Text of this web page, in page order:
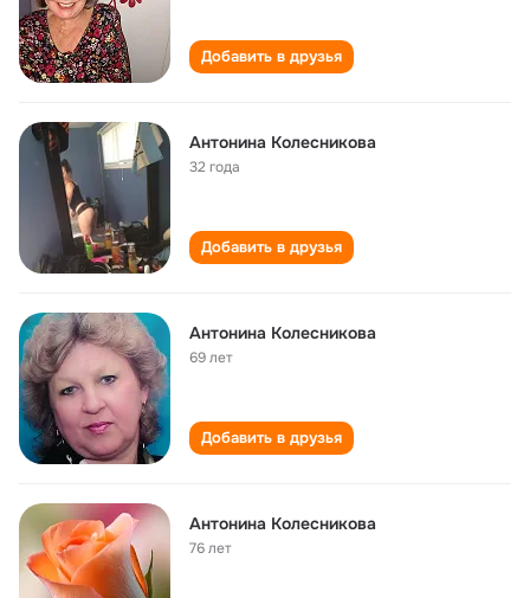
Добавить в друзья
Антонина Колесникова
32 года
Добавить в друзья
Антонина Колесникова
69 лет
Добавить в друзья
Антонина Колесникова
76 лет